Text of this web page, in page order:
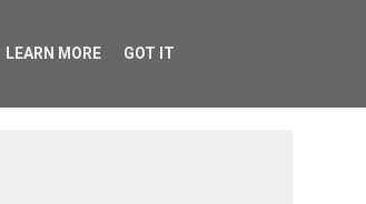
LEARN MORE GOT IT